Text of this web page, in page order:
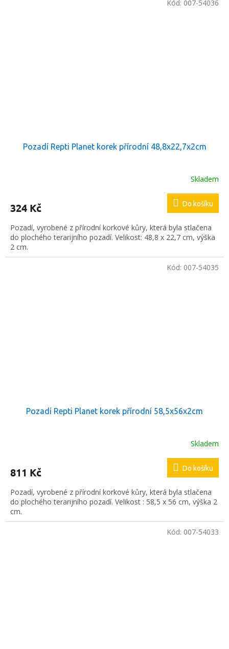
Pozadí Repti Planet korek přírodní 48,8x22,7x2cm
je
z
5
hvězdiček.
Skladem
324 Kč Do košíku
Pozadí, vyrobené z přírodní korkové kůry, která byla stlačena
do plochého terarijního pozadí. Velikost: 48,8 x 22,7 cm, výška
2 cm.
Kód: 007-54036
Pozadí Repti Planet korek přírodní 58,5x56x2cm
Skladem
811 Kč Do košíku
Pozadí, vyrobené z přírodní korkové kůry, která byla stlačena
do plochého terarijního pozadí. Velikost : 58,5 x 56 cm, výška 2
cm.
Kód: 007-54035
Kód: 007-54033